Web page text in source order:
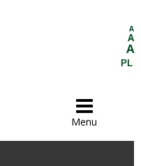
A
A
A
PL

Menu